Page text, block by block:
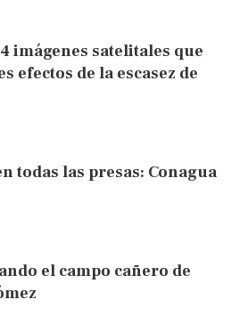
imágenes satelitales que
efectos de la escasez de
todas las presas: Conagua
el campo cañero de